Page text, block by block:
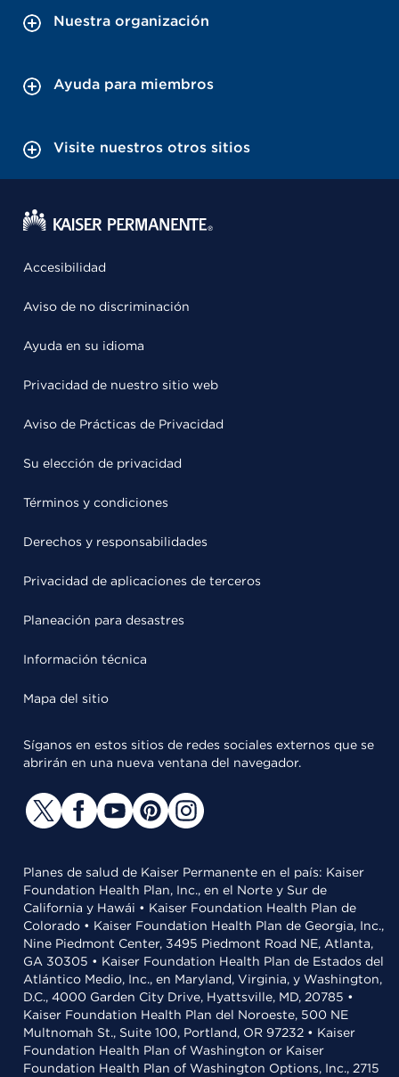
Nuestra organización
Ayuda para miembros
Visite nuestros otros sitios
Accesibilidad
Aviso de no discriminación
Ayuda en su idioma
Privacidad de nuestro sitio web
Aviso de Prácticas de Privacidad
Su elección de privacidad
Términos y condiciones
Derechos y responsabilidades
Privacidad de aplicaciones de terceros
Planeación para desastres
Información técnica
Mapa del sitio
Síganos en estos sitios de redes sociales externos que se
abrirán en una nueva ventana del navegador.
Planes de salud de Kaiser Permanente en el país: Kaiser
Foundation Health Plan, Inc., en el Norte y Sur de
California y Hawái • Kaiser Foundation Health Plan de
Colorado • Kaiser Foundation Health Plan de Georgia, Inc.,
Nine Piedmont Center, 3495 Piedmont Road NE, Atlanta,
GA 30305 • Kaiser Foundation Health Plan de Estados del
Atlántico Medio, Inc., en Maryland, Virginia, y Washington,
D.C., 4000 Garden City Drive, Hyattsville, MD, 20785 •
Kaiser Foundation Health Plan del Noroeste, 500 NE
Multnomah St., Suite 100, Portland, OR 97232 • Kaiser
Foundation Health Plan of Washington or Kaiser
Foundation Health Plan of Washington Options, Inc., 2715